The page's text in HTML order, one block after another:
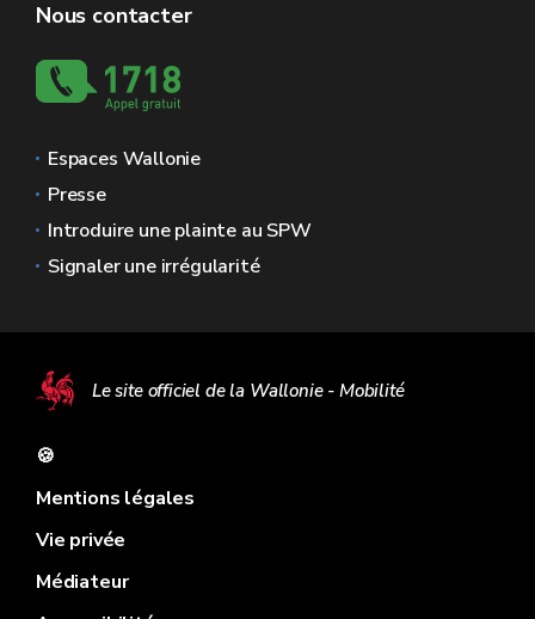
Nous contacter
Espaces Wallonie
Presse
Introduire une plainte au SPW
Signaler une irrégularité
Le site officiel de la Wallonie - Mobilité
🍪
Mentions légales
Vie privée
Médiateur